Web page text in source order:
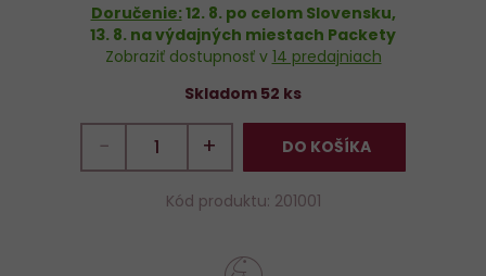
Doručenie: 12. 8. po celom Slovensku,
13. 8. na výdajných miestach Packety
Zobraziť dostupnosť v 14 predajniach
Skladom 52 ks
− + DO KOŠÍKA
Kód produktu: 201001